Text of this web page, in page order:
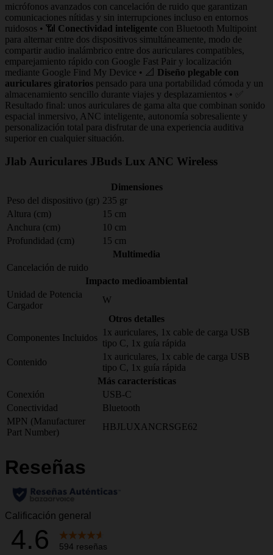
micrófonos avanzados con cancelación de ruido que garantizan
comunicaciones nítidas y sin interrupciones incluso en entornos
ruidosos • 📶 Conectividad inteligente con Bluetooth Multipoint
para alternar entre dos dispositivos simultáneamente, modo de
compartir audio inalámbrico entre dos auriculares compatibles,
emparejamiento rápido con Google Fast Pair y localización
mediante Google Find My Device • 📐 Diseño plegable con
auriculares giratorios pensado para una portabilidad cómoda y un
almacenamiento sencillo durante viajes y desplazamientos • ✅
Resultado final: unos auriculares de gama alta que combinan sonido
espacial inmersivo, ANC inteligente, autonomía sobresaliente y
personalización total para disfrutar de una experiencia auditiva
superior en cualquier situación.
Jlab Auriculares JBuds Lux ANC Wireless
Dimensiones
Peso del dispositivo (gr) 235 gr
Altura (cm)
15 cm
Anchura (cm)
10 cm
Profundidad (cm)
15 cm
Multimedia
Cancelación de ruido
Impacto medioambiental
Unidad de Potencia
Cargador
W
Otros detalles
Componentes Incluidos
1x auriculares, 1x cable de carga USB
tipo C, 1x guía rápida
Contenido
1x auriculares, 1x cable de carga USB
tipo C, 1x guía rápida
Más características
Conexión
USB-C
Conectividad
Bluetooth
MPN (Manufacturer
Part Number)
HBJLUXANCRSGE62